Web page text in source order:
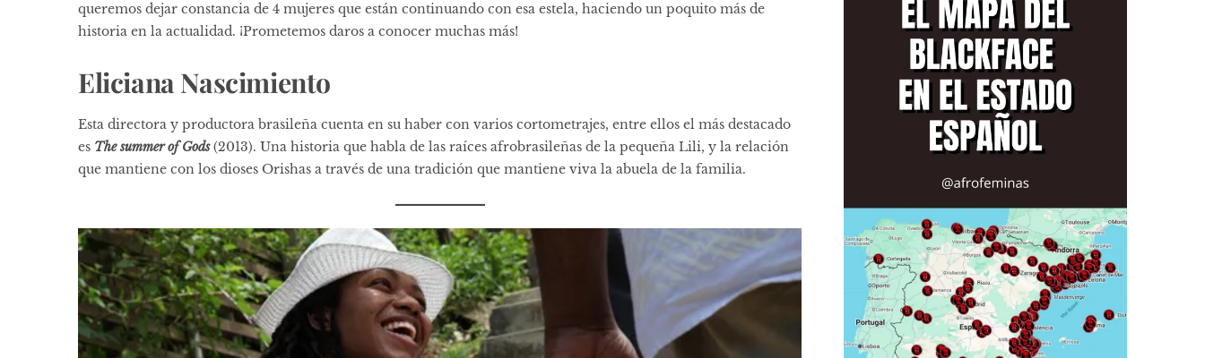
queremos dejar constancia de 4 mujeres que están continuando con esa estela, haciendo un poquito más de
historia en la actualidad. ¡Prometemos daros a conocer muchas más!
Eliciana Nascimiento
Esta directora y productora brasileña cuenta en su haber con varios cortometrajes, entre ellos el más destacado
es The summer of Gods(2013). Una historia que habla de las raíces afrobrasileñas de la pequeña Lili, y la relación
que mantiene con los dioses Orishas a través de una tradición que mantiene viva la abuela de la familia.